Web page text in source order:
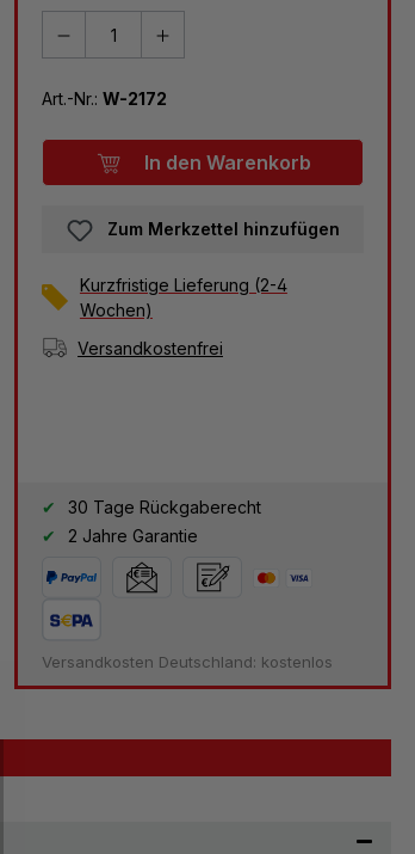
Art.-Nr.: W-2172
In den Warenkorb
Zum Merkzettel hinzufügen
Kurzfristige Lieferung (2-4
Wochen)
Versandkostenfrei
30 Tage Rückgaberecht
2 Jahre Garantie
Versandkosten Deutschland: kostenlos